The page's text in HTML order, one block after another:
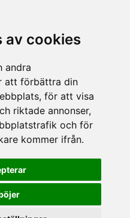
av cookies
andra
att förbättra din
för att visa
riktade annonser,
och för
kommer ifrån.